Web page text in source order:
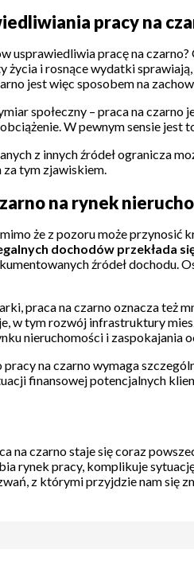
pracy na
usprawiedliwia pracę na
życia i rosnące wydatki
jest więc sposobem na
społeczny – praca na
W pewnym sensie
z innych źródeł ogranicza
za tym zjawiskiem.
na rynek
że z pozoru może
dochodów przekłada
źródeł dochodu.
praca na czarno oznacza też
w tym rozwój infrastruktury
nieruchomości i zaspokajania
na czarno wymaga
finansowej potencjalnych
na czarno staje się coraz
rynek pracy, komplikuje
z którymi przyjdzie nam się